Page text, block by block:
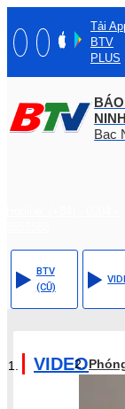
Tải
BTV
PLUS
NINH
Bac
BTV
(CŨ)
VIDEO